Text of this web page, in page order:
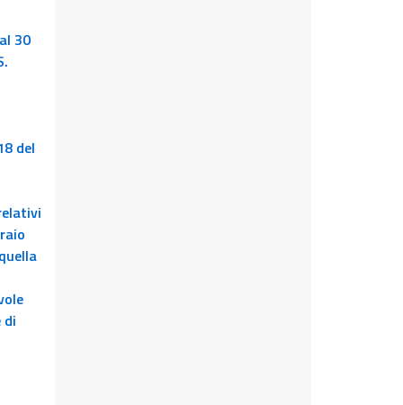
30
del
di